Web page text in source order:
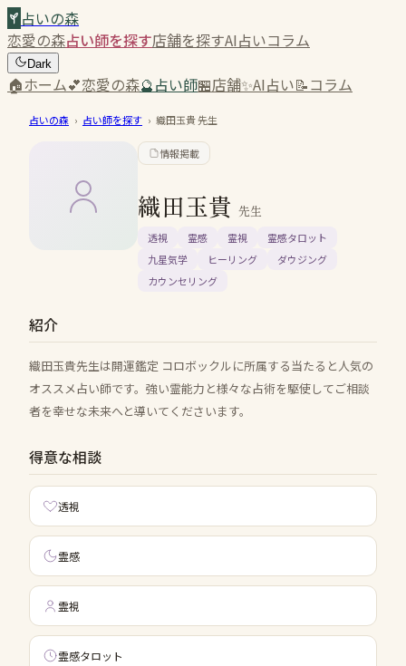
占いの森
恋愛の森占い師を探す店舗を探すAI占いコラム
Dark
🏠ホーム💕恋愛の森🔮占い師🏪店舗✨AI占い📝コラム
占いの森 › 占い師を探す › 織田玉貴先生
情報掲載
織田玉貴 先生
透視 霊感 霊視
霊感タロット
九星気学
ヒーリング
ダウジング
カウンセリング
紹介
織田玉貴先生は開運鑑定 コロボックルに所属する当たると人気の
オススメ占い師です。強い霊能力と様々な占術を駆使してご相談
者を幸せな未来へと導いてくださいます。
得意な相談
透視
霊感
霊視
霊感タロット